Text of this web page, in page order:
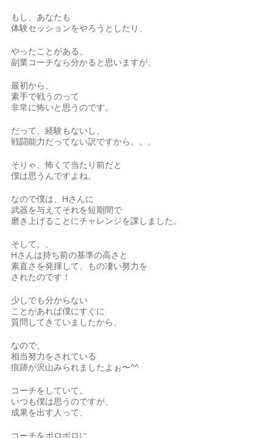
もし、あなたも
体験セッションをやろうとしたり、
やったことがある、
副業コーチなら分かると思いますが、
最初から、
素手で戦うのって
非常に怖いと思うのです。
だって、経験もないし、
戦闘能力だってない訳ですから。。。
そりゃ、怖くて当たり前だと
僕は思うんですよね。
なので僕は、Hさんに
武器を与えてそれを短期間で
磨き上げることにチャレンジを課しました。
そして、、
Hさんは持ち前の基準の高さと
素直さを発揮して、もの凄い努力を
されたのです！
少しでも分からない
ことがあれば僕にすぐに
質問してきていましたから、
なので、
相当努力をされている
痕跡が沢山みられましたよぉ〜^^
コーチをしていて、
いつも僕は思うのですが、
成果を出す人って、
コーチをボロボロに